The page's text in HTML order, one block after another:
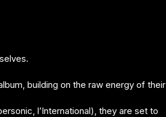
building on the raw energy of their
l’International), they are set to